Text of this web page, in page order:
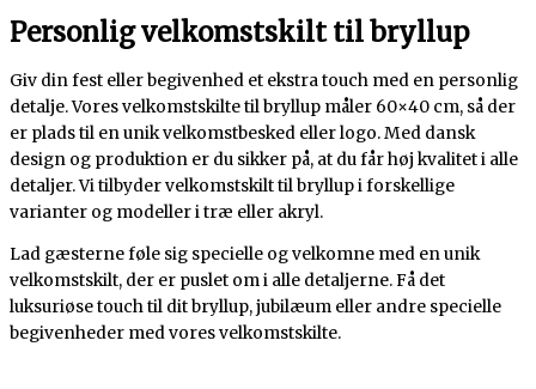
Personlig velkomstskilt til bryllup
Giv din fest eller begivenhed et ekstra touch med en personlig
detalje. Vores velkomstskilte til bryllup måler 60×40 cm, så der
er plads til en unik velkomstbesked eller logo. Med dansk
design og produktion er du sikker på, at du får høj kvalitet i alle
detaljer. Vi tilbyder velkomstskilt til bryllup i forskellige
varianter og modeller i træ eller akryl.
Lad gæsterne føle sig specielle og velkomne med en unik
velkomstskilt, der er puslet om i alle detaljerne. Få det
luksuriøse touch til dit bryllup, jubilæum eller andre specielle
begivenheder med vores velkomstskilte.